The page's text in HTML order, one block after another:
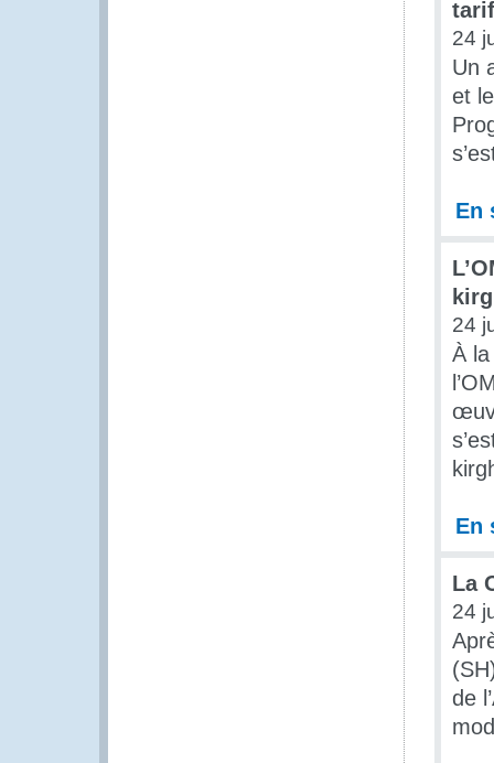
24
Un
et
En
24
À
En
La
24
de